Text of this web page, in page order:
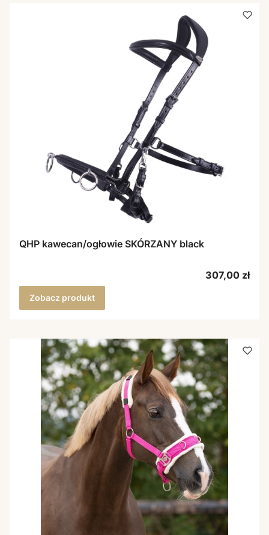
QHP kawecan/ogłowie SKÓRZANY black
Cena
307,00 zł
Zobacz produkt